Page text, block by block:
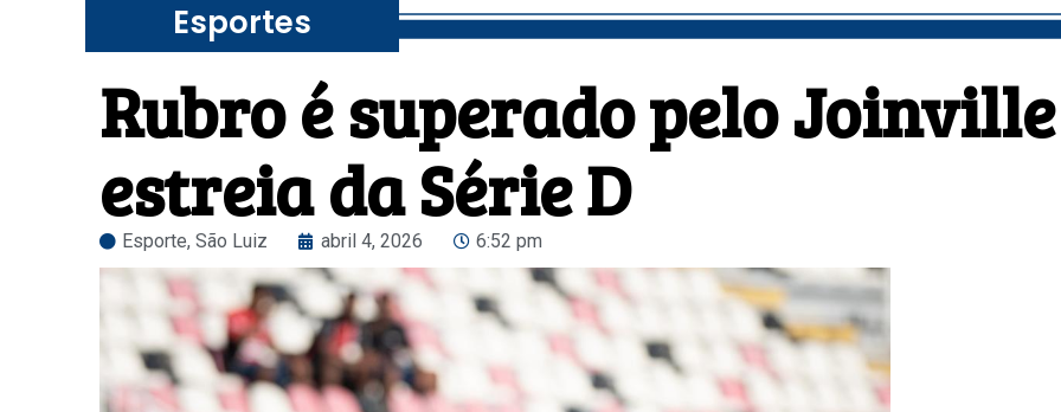
Esportes
Rubro é superado pelo
estreia da Série D
Esporte, São Luiz abril 4, 2026 6:52 pm